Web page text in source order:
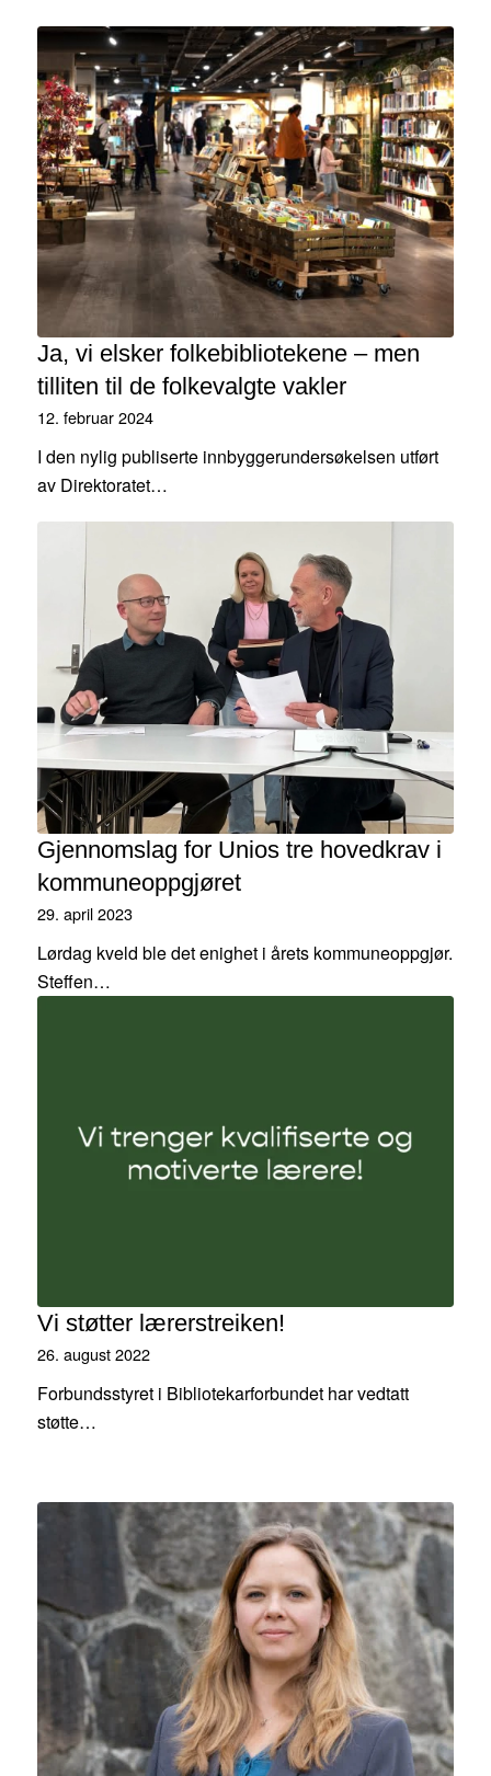
Ja, vi elsker folkebibliotekene – men
tilliten til de folkevalgte vakler
12. februar 2024
I den nylig publiserte innbyggerundersøkelsen utført
av Direktoratet…
Gjennomslag for Unios tre hovedkrav i
kommuneoppgjøret
29. april 2023
Lørdag kveld ble det enighet i årets kommuneoppgjør.
Steffen…
Vi støtter lærerstreiken!
26. august 2022
Forbundsstyret i Bibliotekarforbundet har vedtatt
støtte…